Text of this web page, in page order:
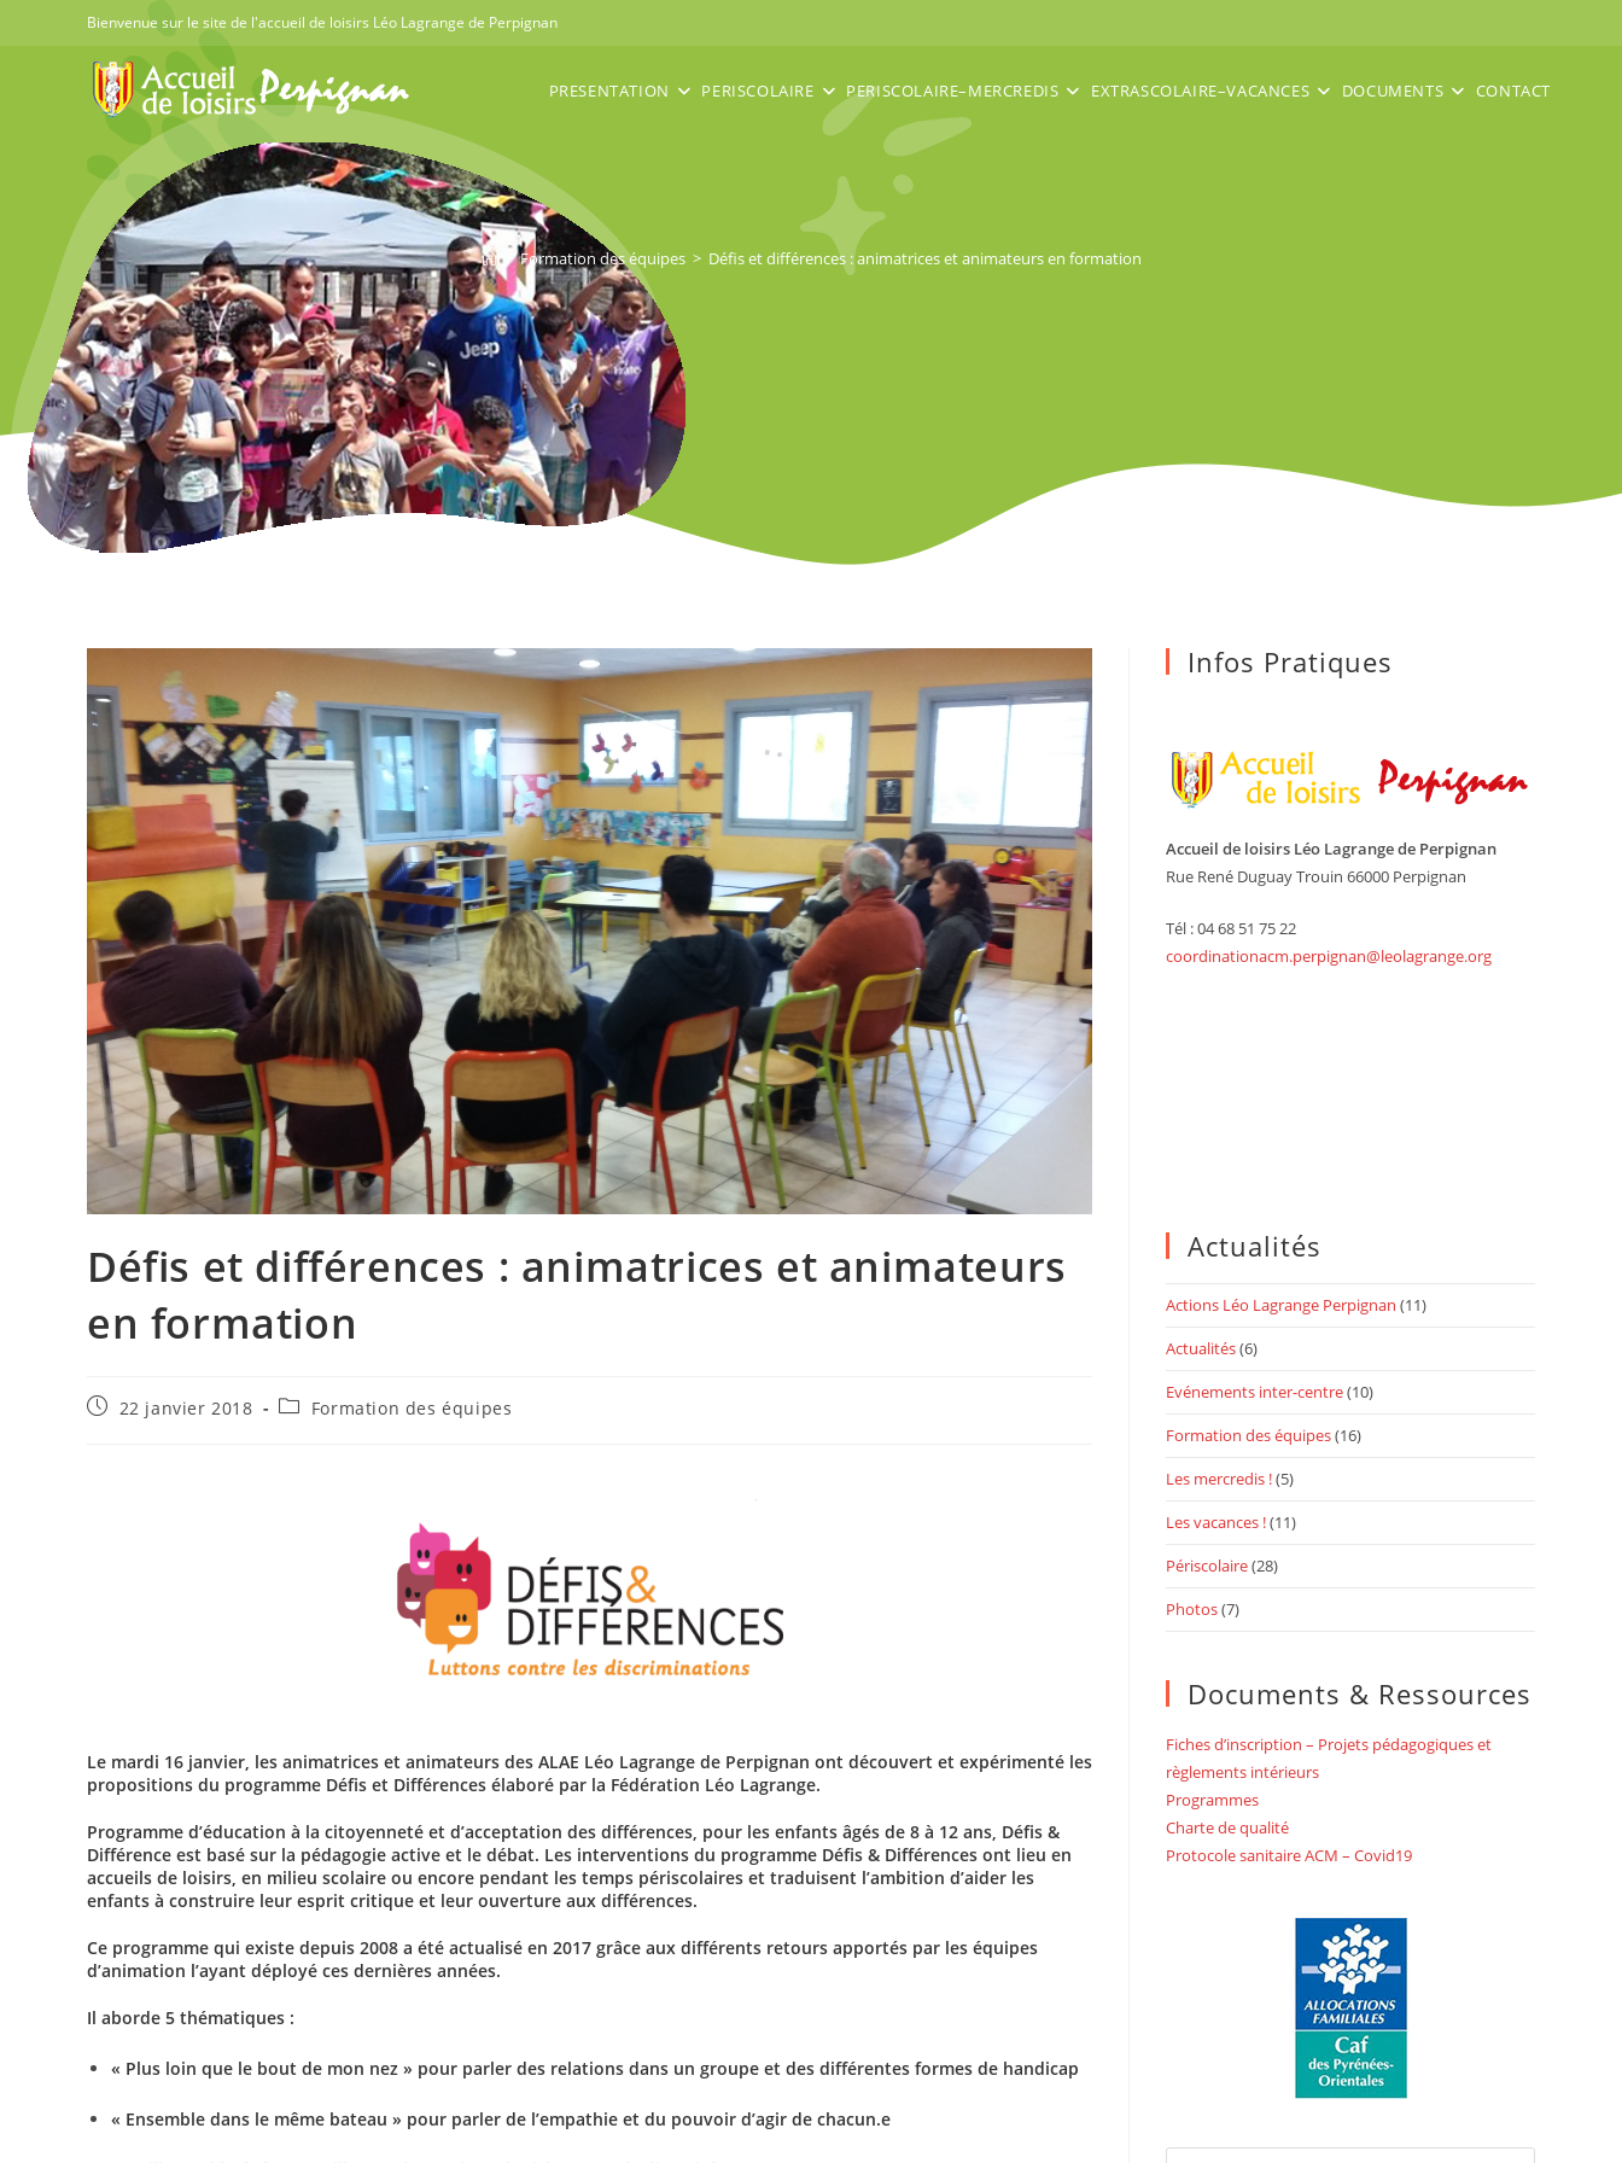
Bienvenue sur le site de l'accueil de loisirs Léo Lagrange de Perpignan
PRESENTATION PERISCOLAIRE PERISCOLAIRE–MERCREDIS EXTRASCOLAIRE–VACANCES DOCUMENTS CONTACT
> Formation des équipes > Défis et différences : animatrices et animateurs en formation
Défis et différences : animatrices et animateurs
en formation
Publication
22 janvier 2018
PostFormation des équipes
Le mardi 16 janvier, les animatrices et animateurs des ALAE Léo Lagrange de Perpignan ont découvert et expérimenté les
propositions du programme Défis et Différences élaboré par la Fédération Léo Lagrange.
Programme d’éducation à la citoyenneté et d’acceptation des différences, pour les enfants âgés de 8 à 12 ans, Défis &
Différence est basé sur la pédagogie active et le débat. Les interventions du programme Défis & Différences ont lieu en
accueils de loisirs, en milieu scolaire ou encore pendant les temps périscolaires et traduisent l’ambition d’aider les
enfants à construire leur esprit critique et leur ouverture aux différences.
Ce programme qui existe depuis 2008 a été actualisé en 2017 grâce aux différents retours apportés par les équipes
d’animation l’ayant déployé ces dernières années.
Il aborde 5 thématiques :
« Plus loin que le bout de mon nez » pour parler des relations dans un groupe et des différentes formes de handicap
« Ensemble dans le même bateau » pour parler de l’empathie et du pouvoir d’agir de chacun.e
Infos Pratiques
Accueil de loisirs Léo Lagrange de Perpignan
Rue René Duguay Trouin 66000 Perpignan
Tél : 04 68 51 75 22
coordinationacm.perpignan@leolagrange.org
Actualités
Actions Léo Lagrange Perpignan (11)
Actualités(6)
Evénements inter-centre(10)
Formation des équipes(16)
Les mercredis !(5)
Les vacances !(11)
Périscolaire(28)
Photos(7)
Documents & Ressources
Fiches d’inscription – Projets pédagogiques et
règlements intérieurs
Programmes
Charte de qualité
Protocole sanitaire ACM – Covid19